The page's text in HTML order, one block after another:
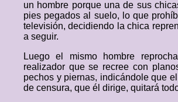
un hombre porque una de sus
pies pegados al suelo, lo que
televisión, decidiendo la chica
a seguir.
Luego el mismo hombre
realizador que se recree con
pechos y piernas, indicándole que
de censura, que él dirige, quitará